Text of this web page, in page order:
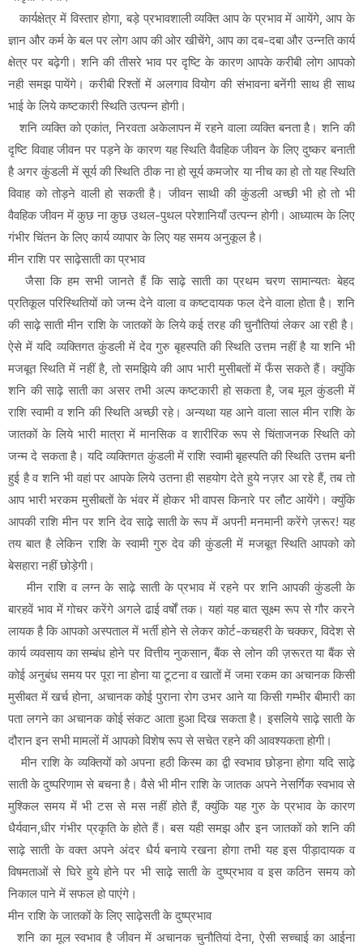
कार्यक्षेत्र में विस्तार होगा, बड़े प्रभावशाली व्यक्ति आप के प्रभाव में आयेंगे, आप के
ज्ञान और कर्म के बल पर लोग आप की ओर खीचेंगे, आप का दब-दबा और उन्नति कार्य
क्षेत्र पर बढ़ेगी। शनि की तीसरे भाव पर दृष्टि के कारण आपके करीबी लोग आपको
नही समझ पायेंगे। करीबी रिश्तों में अलगाव वियोग की संभावना बनेंगी साथ ही साथ
भाई के लिये कष्टकारी स्थिति उत्पन्न होगी।
शनि व्यक्ति को एकांत, निरवता अकेलापन में रहने वाला व्यक्ति बनता है। शनि की
दृष्टि विवाह जीवन पर पड़ने के कारण यह स्थिति वैवहिक जीवन के लिए दुष्कर बनाती
है अगर कुंडली में सूर्य की स्थिति ठीक ना हो सूर्य कमजोर या नीच का हो तो यह स्थिति
विवाह को तोड़ने वाली हो सकती है। जीवन साथी की कुंडली अच्छी भी हो तो भी
वैवहिक जीवन में कुछ ना कुछ उथल-पुथल परेशानियाँ उत्पन्न होगी। आध्यात्म के लिए
गंभीर चिंतन के लिए कार्य व्यापार के लिए यह समय अनुकूल है।
मीन राशि पर साढ़ेसाती का प्रभाव
जैसा कि हम सभी जानते हैं कि साढ़े साती का प्रथम चरण सामान्यतः बेहद
प्रतिकूल परिस्थितियों को जन्म देने वाला व कष्टदायक फल देने वाला होता है। शनि
की साढ़े साती मीन राशि के जातकों के लिये कई तरह की चुनौतियां लेकर आ रही है।
ऐसे में यदि व्यक्तिगत कुंडली में देव गुरु बृहस्पति की स्थिति उत्तम नहीं है या शनि भी
मजबूत स्थिति में नहीं है, तो समझिये की आप भारी मुसीबतों में फँस सकते हैं। क्युंकि
शनि की साढ़े साती का असर तभी अल्प कष्टकारी हो सकता है, जब मूल कुंडली में
राशि स्वामी व शनि की स्थिति अच्छी रहे। अन्यथा यह आने वाला साल मीन राशि के
जातकों के लिये भारी मात्रा में मानसिक व शारीरिक रूप से चिंताजनक स्थिति को
जन्म दे सकता है। यदि व्यक्तिगत कुंडली में राशि स्वामी बृहस्पति की स्थिति उत्तम बनी
हुई है व शनि भी वहां पर आपके लिये उतना ही सहयोग देते हुये नज़र आ रहे हैं, तब तो
आप भारी भरकम मुसीबतों के भंवर में होकर भी वापस किनारे पर लौट आयेंगे। क्युंकि
आपकी राशि मीन पर शनि देव साढ़े साती के रूप में अपनी मनमानी करेंगे ज़रूर! यह
तय बात है लेकिन राशि के स्वामी गुरु देव की कुंडली में मजबूत स्थिति आपको को
बेसहारा नहीं छोड़ेगी।
मीन राशि व लग्न के साढ़े साती के प्रभाव में रहने पर शनि आपकी कुंडली के
बारहवें भाव में गोचर करेंगे अगले ढाई वर्षों तक। यहां यह बात सूक्ष्म रूप से गौर करने
लायक है कि आपको अस्पताल में भर्ती होने से लेकर कोर्ट-कचहरी के चक्कर, विदेश से
कार्य व्यवसाय का सम्बंध होने पर वित्तीय नुकसान, बैंक से लोन की ज़रूरत या बैंक से
कोई अनुबंध समय पर पूरा ना होना या टूटना व खातों में जमा रकम का अचानक किसी
मुसीबत में खर्च होना, अचानक कोई पुराना रोग उभर आने या किसी गम्भीर बीमारी का
पता लगने का अचानक कोई संकट आता हुआ दिख सकता है। इसलिये साढ़े साती के
दौरान इन सभी मामलों में आपको विशेष रूप से सचेत रहने की आवश्यकता होगी।
मीन राशि के व्यक्तियों को अपना हठी किस्म का द्वी स्वभाव छोड़ना होगा यदि साढ़े
साती के दुष्परिणाम से बचना है। वैसे भी मीन राशि के जातक अपने नेसर्गिक स्वभाव से
मुश्किल समय में भी टस से मस नहीं होते हैं, क्युंकि यह गुरु के प्रभाव के कारण
धैर्यवान,धीर गंभीर प्रकृति के होते हैं। बस यही समझ और इन जातकों को शनि की
साढ़े साती के वक्त अपने अंदर धैर्य बनाये रखना होगा तभी यह इस पीड़ादायक व
विषमताओं से घिरे हुये होने पर भी साढ़े साती के दुष्प्रभाव व इस कठिन समय को
निकाल पाने में सफल हो पाएंगे।
मीन राशि के जातकों के लिए साढ़ेसती के दुष्प्रभाव
शनि का मूल स्वभाव है जीवन में अचानक चुनौतियां देना, ऐसी सच्चाई का आईना